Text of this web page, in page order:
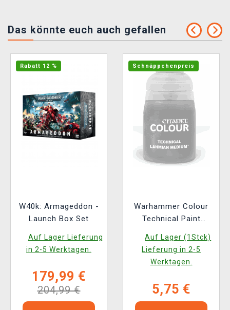
Das könnte euch auch gefallen
Rabatt 12 %
W40k: Armageddon -
Launch Box Set
Auf Lager Lieferung
in 2-5 Werktagen.
179,99 €
204,99 €
Schnäppchenpreis
Warhammer Colour
Technical Paint
texturierte Farbe
Auf Lager (1Stck)
Lieferung in 2-5
Werktagen.
5,75 €